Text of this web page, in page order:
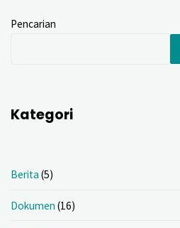
Pencarian
Kategori
Berita (5)
Dokumen (16)